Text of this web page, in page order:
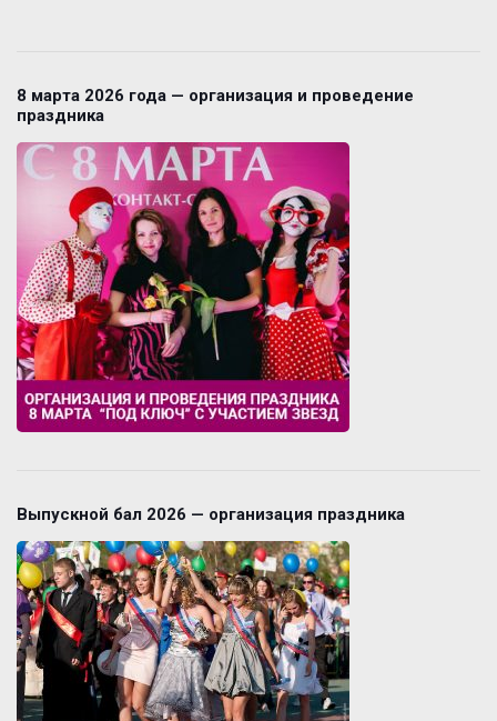
8 марта 2026 года — организация и проведение
праздника
Выпускной бал 2026 — организация праздника